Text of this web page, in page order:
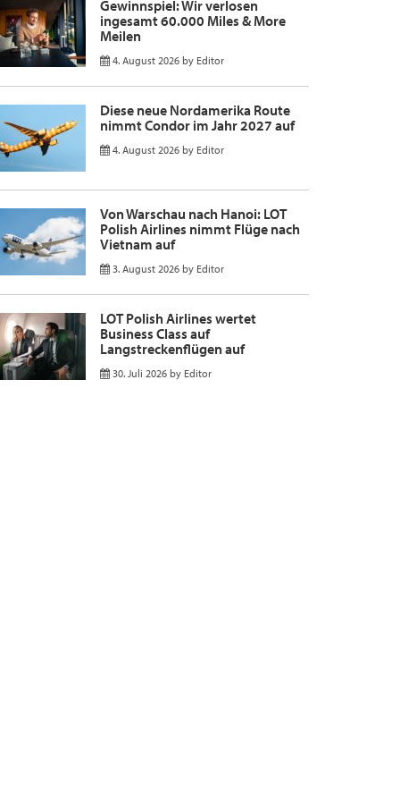
Gewinnspiel: Wir verlosen
ingesamt 60.000 Miles & More
Meilen
4. August 2026 by Editor
Diese neue Nordamerika Route
nimmt Condor im Jahr 2027 auf
4. August 2026 by Editor
Von Warschau nach Hanoi: LOT
Polish Airlines nimmt Flüge nach
Vietnam auf
3. August 2026 by Editor
LOT Polish Airlines wertet
Business Class auf
Langstreckenflügen auf
30. Juli 2026 by Editor